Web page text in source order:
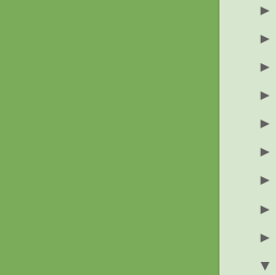
►
►
►
►
►
►
►
►
►
▼